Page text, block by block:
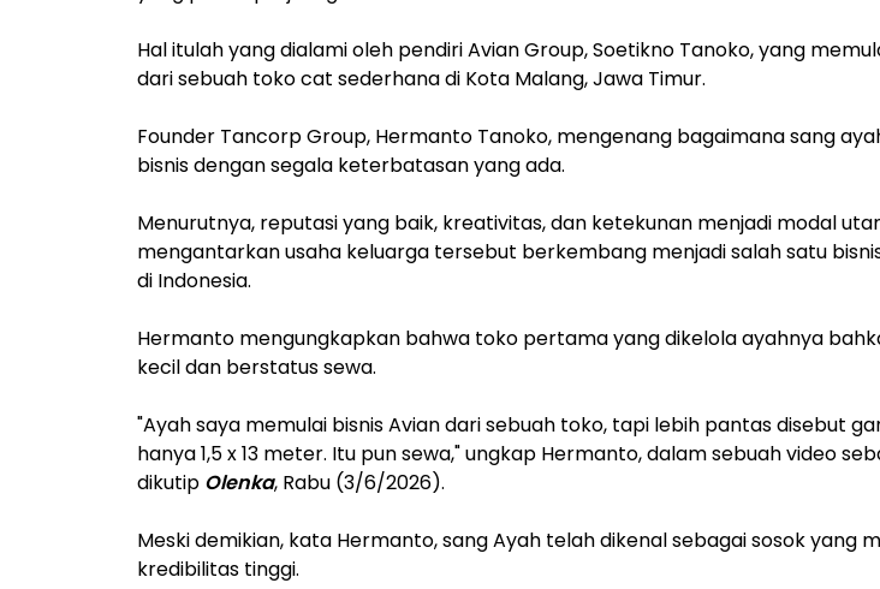
‎Hal itulah yang dialami oleh pendiri Avian Group, Soetikno Tanoko, yang
dari sebuah toko cat sederhana di Kota Malang, Jawa Timur.
‎Founder Tancorp Group, Hermanto Tanoko, mengenang bagaimana sang
bisnis dengan segala keterbatasan yang ada.
‎Menurutnya, reputasi yang baik, kreativitas, dan ketekunan menjadi modal
mengantarkan usaha keluarga tersebut berkembang menjadi salah satu
di Indonesia.
‎Hermanto mengungkapkan bahwa toko pertama yang dikelola ayahnya
kecil dan berstatus sewa.
‎"Ayah saya memulai bisnis Avian dari sebuah toko, tapi lebih pantas disebut
hanya 1,5 x 13 meter. Itu pun sewa," ungkap Hermanto, dalam sebuah video
dikutip Olenka, Rabu (3/6/2026).
‎Meski demikian, kata Hermanto, sang Ayah telah dikenal sebagai sosok yang
kredibilitas tinggi.